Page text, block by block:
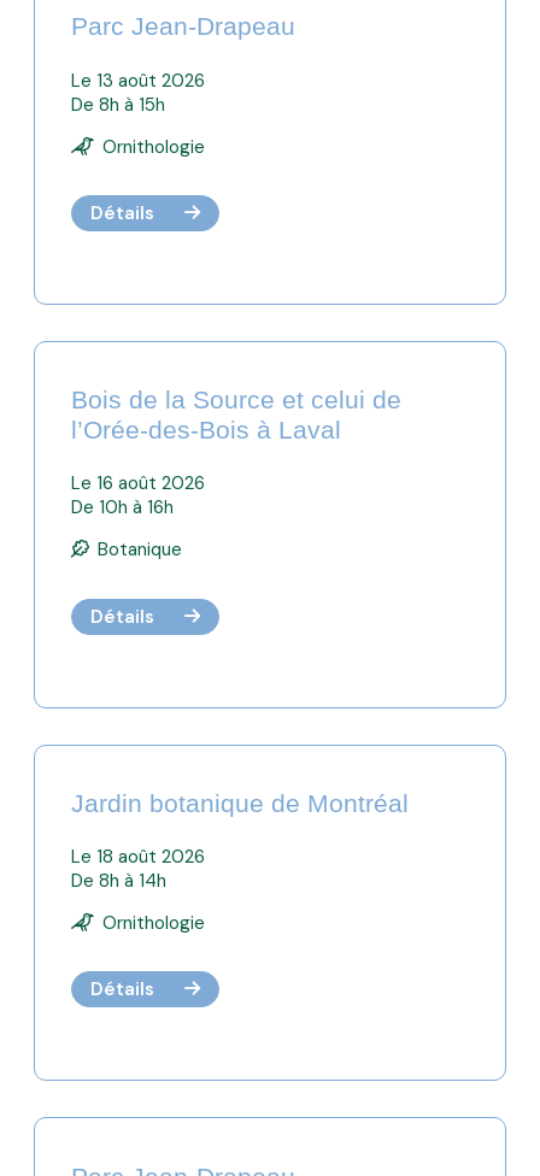
Parc Jean-Drapeau
Le 13 août 2026
De 8h à 15h
Ornithologie
Détails
Bois de la Source et celui de
l’Orée-des-Bois à Laval
Le 16 août 2026
De 10h à 16h
Botanique
Détails
Jardin botanique de Montréal
Le 18 août 2026
De 8h à 14h
Ornithologie
Détails